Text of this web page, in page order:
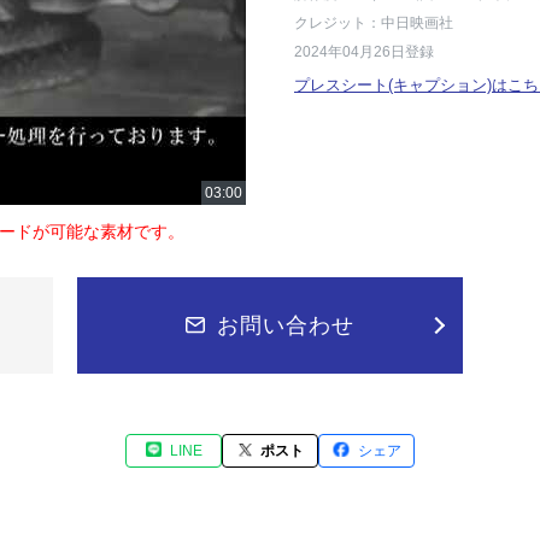
が可能な素材です。
クレジット：中日映画社
2024年04月26日登録
プレスシート(キャプション)はこ
お問い合わせ
LINE ポスト シェア